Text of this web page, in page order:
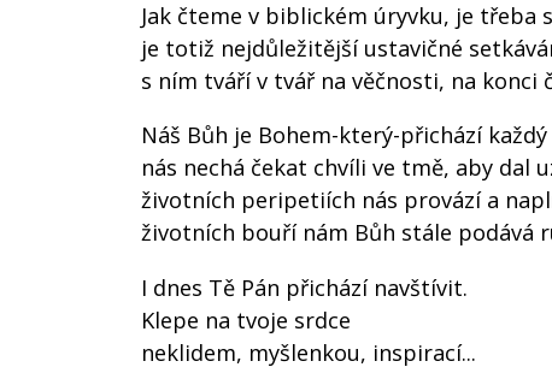
Jak čteme v biblickém úryvku, je třeba
je totiž nejdůležitější ustavičné
s ním tváří v tvář na věčnosti, na konci
Náš Bůh je Bohem-který-přichází
nás nechá čekat chvíli ve tmě, aby dal
životních peripetiích nás provází a
životních bouří nám Bůh stále podává
I dnes Tě Pán přichází navštívit.
Klepe na tvoje srdce
neklidem, myšlenkou, inspirací...